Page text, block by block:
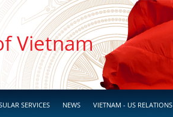
Vietnam
SERVICES NEWS VIETNAM - US RELATIONS